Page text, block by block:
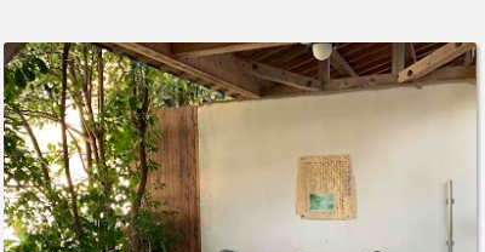
の水風呂も掛け流し、いや〜コレですよコレ♬自
然の恵みと、そのお裾分けに感謝です。末永く営
業、お願いします。またお伺いします🙏